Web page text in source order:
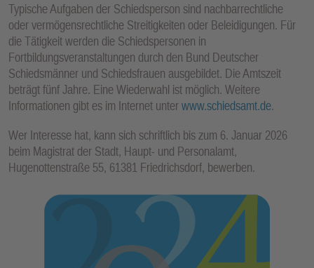
Typische Aufgaben der Schiedsperson sind nachbarrechtliche
oder vermögensrechtliche Streitigkeiten oder Beleidigungen. Für
die Tätigkeit werden die Schiedspersonen in
Fortbildungsveranstaltungen durch den Bund Deutscher
Schiedsmänner und Schiedsfrauen ausgebildet. Die Amtszeit
beträgt fünf Jahre. Eine Wiederwahl ist möglich. Weitere
Informationen gibt es im Internet unterwww.schiedsamt.de.
Wer Interesse hat, kann sich schriftlich bis zum 6. Januar 2026
beim Magistrat der Stadt, Haupt- und Personalamt,
Hugenottenstraße 55, 61381 Friedrichsdorf, bewerben.